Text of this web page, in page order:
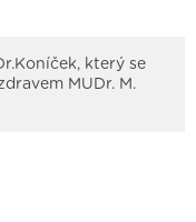
který se
MUDr. M.